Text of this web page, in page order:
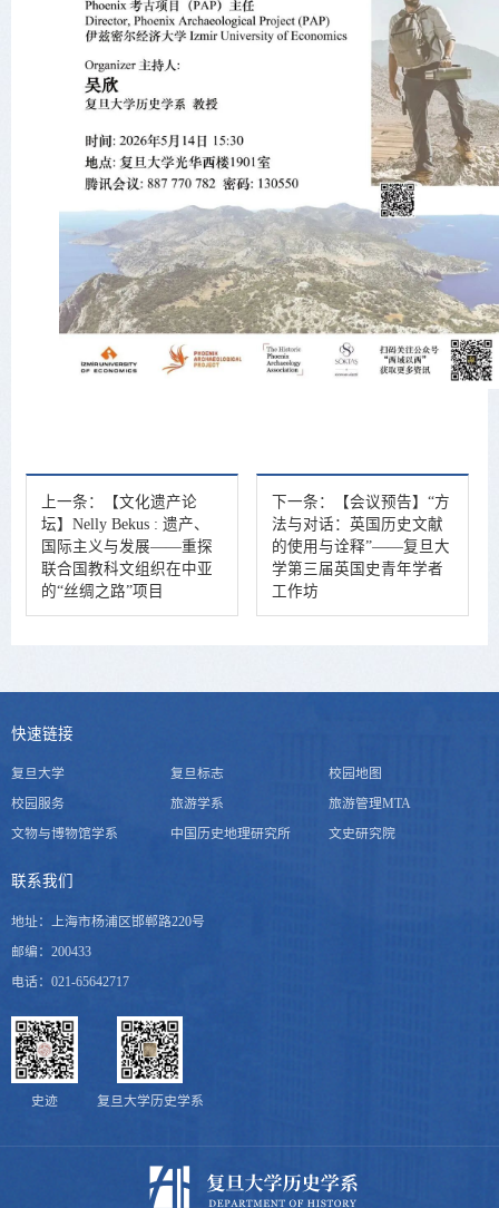
上一条：
【文化遗产论
坛】Nelly Bekus : 遗产、
国际主义与发展——重探
联合国教科文组织在中亚
的“丝绸之路”项目
下一条：
【会议预告】“方
法与对话：英国历史文献
的使用与诠释”——复旦大
学第三届英国史青年学者
工作坊
快速链接
复旦大学 复旦标志
校园地图
校园服务
旅游学系
旅游管理MTA
文物与博物馆学系
中国历史地理研究所 文史研究院
联系我们
地址：上海市杨浦区邯郸路220号
邮编：200433
电话：021-65642717
史迹 复旦大学历史学系